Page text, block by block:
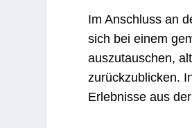
Im Anschluss an
sich bei einem
auszutauschen,
zurückzublicken.
Erlebnisse aus